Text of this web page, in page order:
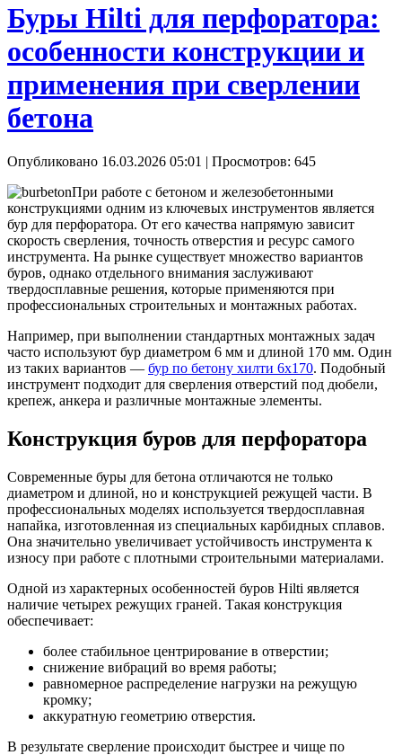
Буры Hilti для перфоратора:
особенности конструкции и
применения при сверлении
бетона
Опубликовано 16.03.2026 05:01 | Просмотров: 645
При работе с бетоном и железобетонными
конструкциями одним из ключевых инструментов является
бур для перфоратора. От его качества напрямую зависит
скорость сверления, точность отверстия и ресурс самого
инструмента. На рынке существует множество вариантов
буров, однако отдельного внимания заслуживают
твердосплавные решения, которые применяются при
профессиональных строительных и монтажных работах.
Например, при выполнении стандартных монтажных задач
часто используют бур диаметром 6 мм и длиной 170 мм. Один
из таких вариантов — бур по бетону хилти 6х170. Подобный
инструмент подходит для сверления отверстий под дюбели,
крепеж, анкера и различные монтажные элементы.
Конструкция буров для перфоратора
Современные буры для бетона отличаются не только
диаметром и длиной, но и конструкцией режущей части. В
профессиональных моделях используется твердосплавная
напайка, изготовленная из специальных карбидных сплавов.
Она значительно увеличивает устойчивость инструмента к
износу при работе с плотными строительными материалами.
Одной из характерных особенностей буров Hilti является
наличие четырех режущих граней. Такая конструкция
обеспечивает:
более стабильное центрирование в отверстии;
снижение вибраций во время работы;
равномерное распределение нагрузки на режущую
кромку;
аккуратную геометрию отверстия.
В результате сверление происходит быстрее и чище по